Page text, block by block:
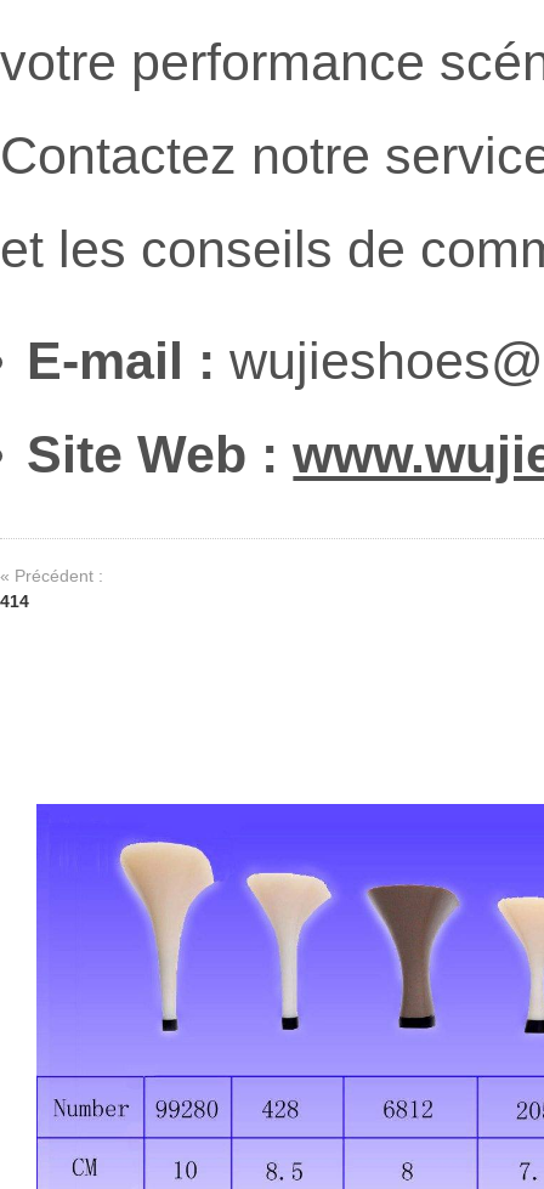
votre performance
Contactez notre
et les conseils de
E-mail :
Site Web :
« Précédent :
414